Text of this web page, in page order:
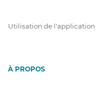
Utilisation de l'application
À PROPOS